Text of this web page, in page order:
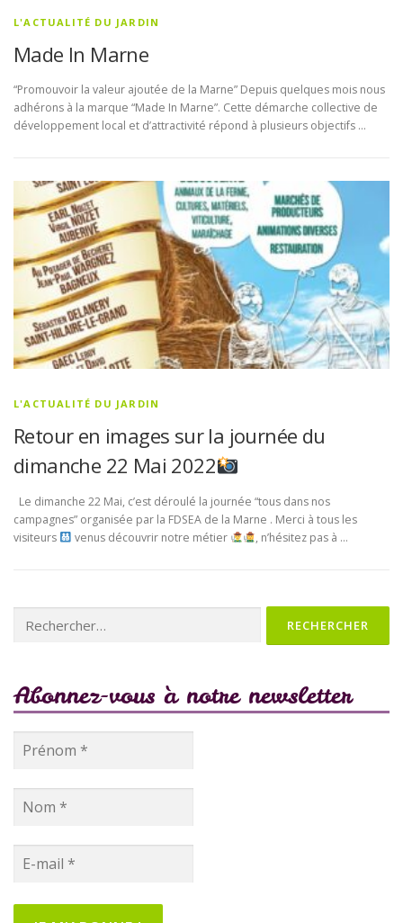
L'ACTUALITÉ DU JARDIN
Made In Marne
“Promouvoir la valeur ajoutée de la Marne” Depuis quelques mois nous
adhérons à la marque “Made In Marne”. Cette démarche collective de
développement local et d’attractivité répond à plusieurs objectifs …
L'ACTUALITÉ DU JARDIN
Retour en images sur la journée du
dimanche 22 Mai 2022
Le dimanche 22 Mai, c’est déroulé la journée “tous dans nos
campagnes” organisée par la FDSEA de la Marne . Merci à tous les
visiteurs
venus découvrir notre métier , n’hésitez pas à …
Abonnez-vous à notre newsletter